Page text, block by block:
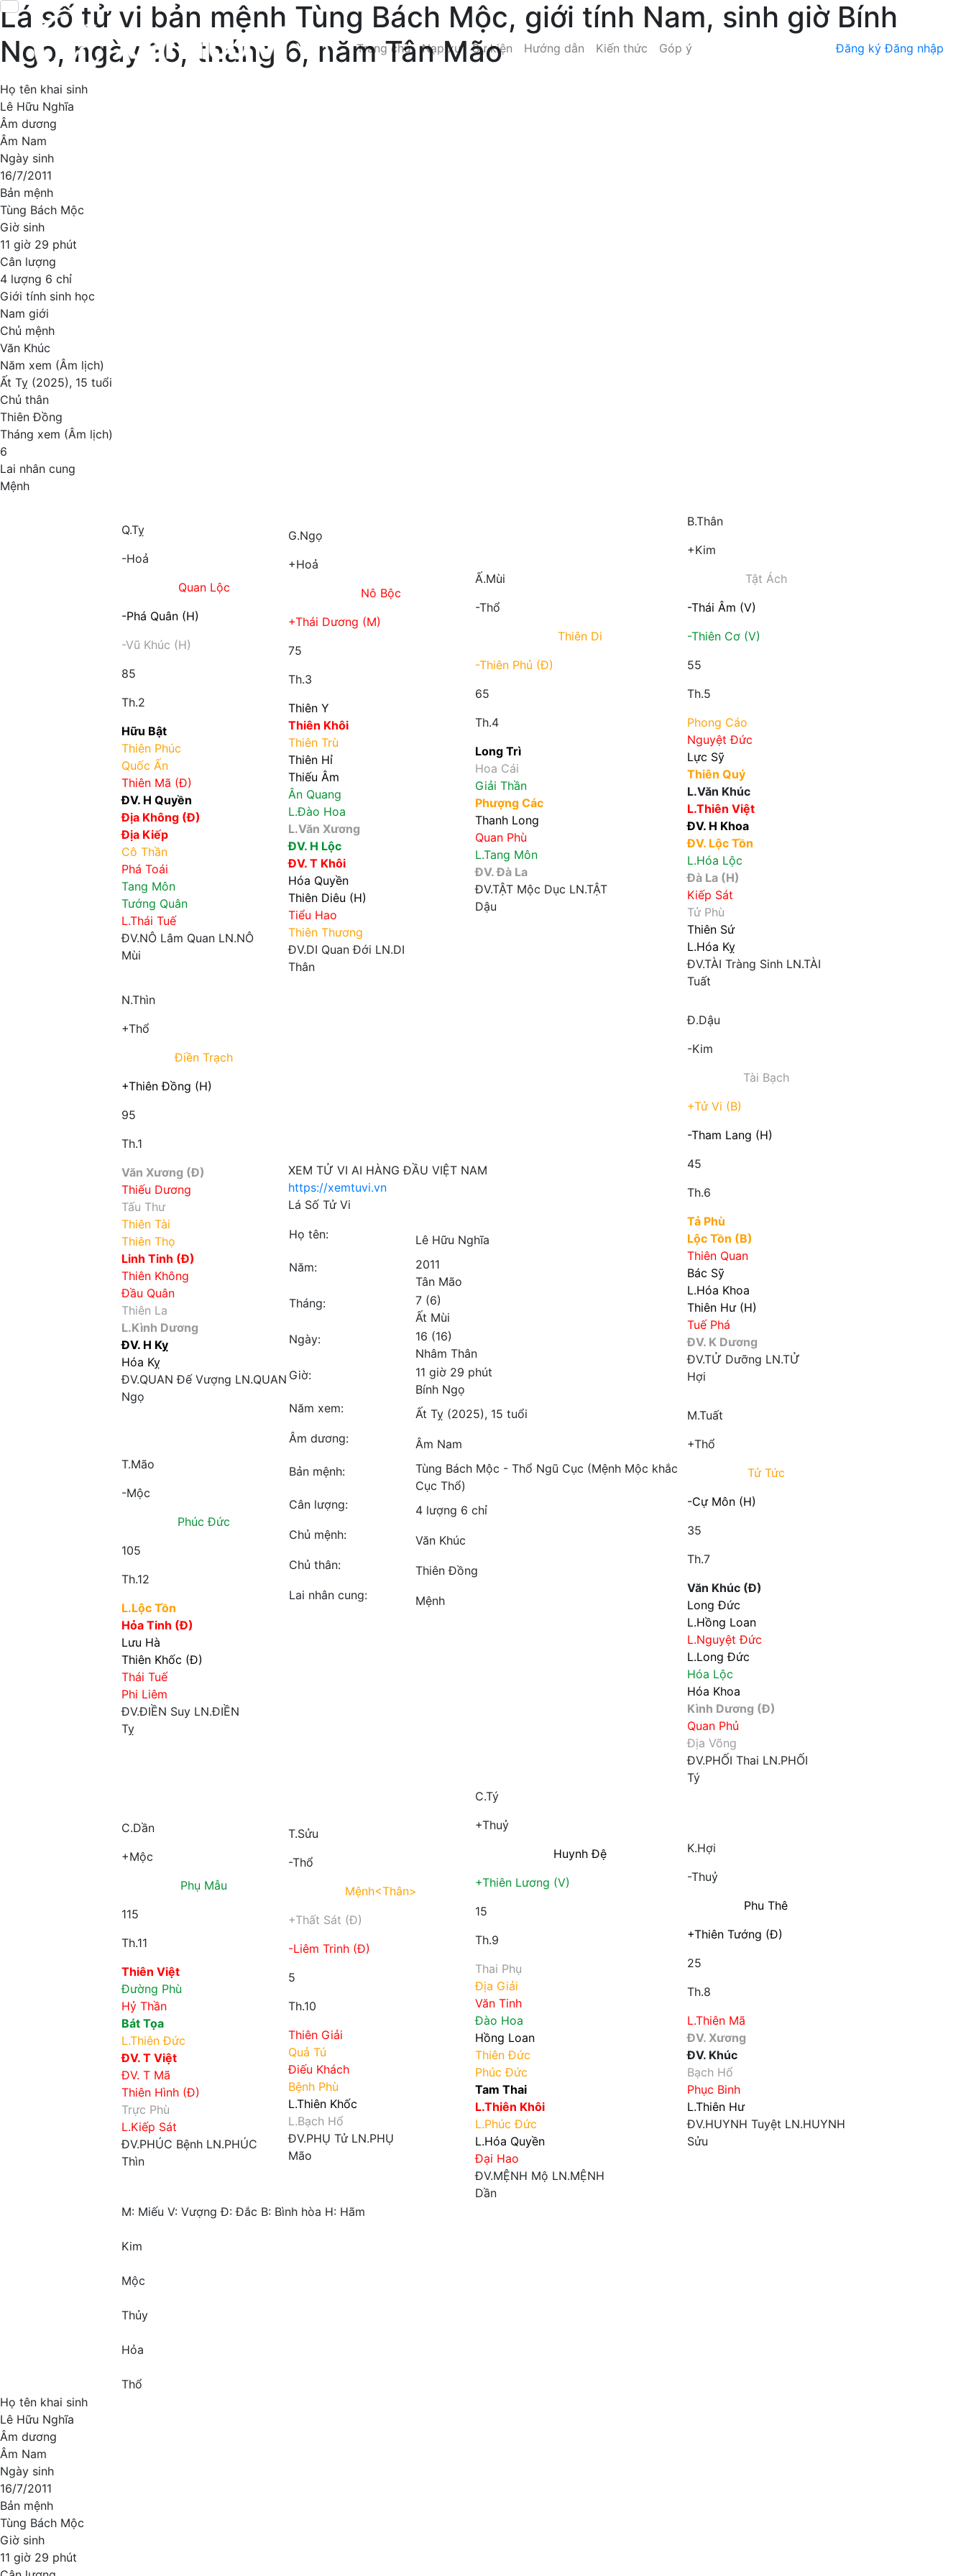
Trang chủ Nạp xu Sự kiện Hướng dẫn Kiến thức Góp ý Đăng kýĐăng nhập
Lá số tử vi bản mệnh Tùng Bách Mộc, giới tính Nam, sinh giờ Bính
Ngọ, ngày 16, tháng 6, năm Tân Mão
Họ tên khai sinh
Lê Hữu Nghĩa
Âm dương
Âm Nam
Ngày sinh
16/7/2011
Bản mệnh
Tùng Bách Mộc
Giờ sinh
11 giờ 29 phút
Cân lượng
4 lượng 6 chỉ
Giới tính sinh học
Nam giới
Chủ mệnh
Văn Khúc
Năm xem (Âm lịch)
Ất Tỵ (2025), 15 tuổi
Chủ thân
Thiên Đồng
Tháng xem (Âm lịch)
6
Lai nhân cung
Mệnh
Q.Tỵ
-Hoả
Quan Lộc
-Phá Quân (H)
-Vũ Khúc (H)
85
Th.2
Hữu Bật
Thiên Phúc
Quốc Ấn
Thiên Mã (Đ)
ĐV. H Quyền
Địa Không (Đ)
Địa Kiếp
Cô Thần
Phá Toái
Tang Môn
Tướng Quân
L.Thái Tuế
ĐV.NÔ Lâm Quan LN.NÔ
Mùi
G.Ngọ
+Hoả
Nô Bộc
+Thái Dương (M)
75
Th.3
Thiên Y
Thiên Khôi
Thiên Trù
Thiên Hỉ
Thiếu Âm
Ân Quang
L.Đào Hoa
L.Văn Xương
ĐV. H Lộc
ĐV. T Khôi
Hóa Quyền
Thiên Diêu (H)
Tiểu Hao
Thiên Thương
ĐV.DI Quan Đới LN.DI
Thân
Ấ.Mùi
-Thổ
Thiên Di
-Thiên Phủ (Đ)
65
Th.4
Long Trì
Hoa Cái
Giải Thần
Phượng Các
Thanh Long
Quan Phù
L.Tang Môn
ĐV. Đà La
ĐV.TẬT Mộc Dục LN.TẬT
Dậu
B.Thân
+Kim
Tật Ách
-Thái Âm (V)
-Thiên Cơ (V)
55
Th.5
Phong Cáo
Nguyệt Đức
Lực Sỹ
Thiên Quý
L.Văn Khúc
L.Thiên Việt
ĐV. H Khoa
ĐV. Lộc Tồn
L.Hóa Lộc
Đà La (H)
Kiếp Sát
Tử Phù
Thiên Sứ
L.Hóa Kỵ
ĐV.TÀI Tràng Sinh LN.TÀI
Tuất
N.Thìn
+Thổ
Điền Trạch
+Thiên Đồng (H)
95
Th.1
Văn Xương (Đ)
Thiếu Dương
Tấu Thư
Thiên Tài
Thiên Thọ
Linh Tinh (Đ)
Thiên Không
Đầu Quân
Thiên La
L.Kình Dương
ĐV. H Kỵ
Hóa Kỵ
ĐV.QUAN Đế Vượng LN.QUAN
Ngọ
XEM TỬ VI AI HÀNG ĐẦU VIỆT NAM
https://xemtuvi.vn
Lá Số Tử Vi
Họ tên:
Lê Hữu Nghĩa
Năm:
2011
Tân Mão
Tháng:
7 (6)
Ất Mùi
Ngày:
16 (16)
Nhâm Thân
Giờ:
11 giờ 29 phút
Bính Ngọ
Năm xem:
Ất Tỵ (2025), 15 tuổi
Âm dương:
Âm Nam
Bản mệnh:
Tùng Bách Mộc - Thổ Ngũ Cục (Mệnh Mộc khắc
Cục Thổ)
Cân lượng:
4 lượng 6 chỉ
Chủ mệnh:
Văn Khúc
Chủ thân:
Thiên Đồng
Lai nhân cung:
Mệnh
Đ.Dậu
-Kim
Tài Bạch
+Tử Vi (B)
-Tham Lang (H)
45
Th.6
Tả Phù
Lộc Tồn (B)
Thiên Quan
Bác Sỹ
L.Hóa Khoa
Thiên Hư (H)
Tuế Phá
ĐV. K Dương
ĐV.TỬ Dưỡng LN.TỬ
Hợi
T.Mão
-Mộc
Phúc Đức
105
Th.12
L.Lộc Tồn
Hỏa Tinh (Đ)
Lưu Hà
Thiên Khốc (Đ)
Thái Tuế
Phi Liêm
ĐV.ĐIỀN Suy LN.ĐIỀN
Tỵ
M.Tuất
+Thổ
Tử Tức
-Cự Môn (H)
35
Th.7
Văn Khúc (Đ)
Long Đức
L.Hồng Loan
L.Nguyệt Đức
L.Long Đức
Hóa Lộc
Hóa Khoa
Kình Dương (Đ)
Quan Phủ
Địa Võng
ĐV.PHỐI Thai LN.PHỐI
Tý
C.Dần
+Mộc
Phụ Mẫu
115
Th.11
Thiên Việt
Đường Phù
Hỷ Thần
Bát Tọa
L.Thiên Đức
ĐV. T Việt
ĐV. T Mã
Thiên Hình (Đ)
Trực Phù
L.Kiếp Sát
ĐV.PHÚC Bệnh LN.PHÚC
Thìn
T.Sửu
-Thổ
Mệnh<Thân>
+Thất Sát (Đ)
-Liêm Trinh (Đ)
5
Th.10
Thiên Giải
Quả Tú
Điếu Khách
Bệnh Phù
L.Thiên Khốc
L.Bạch Hổ
ĐV.PHỤ Tử LN.PHỤ
Mão
C.Tý
+Thuỷ
Huynh Đệ
+Thiên Lương (V)
15
Th.9
Thai Phụ
Địa Giải
Văn Tinh
Đào Hoa
Hồng Loan
Thiên Đức
Phúc Đức
Tam Thai
L.Thiên Khôi
L.Phúc Đức
L.Hóa Quyền
Đại Hao
ĐV.MỆNH Mộ LN.MỆNH
Dần
K.Hợi
-Thuỷ
Phu Thê
+Thiên Tướng (Đ)
25
Th.8
L.Thiên Mã
ĐV. Xương
ĐV. Khúc
Bạch Hổ
Phục Binh
L.Thiên Hư
ĐV.HUYNH Tuyệt LN.HUYNH
Sửu
M: Miếu V: Vượng Đ:Đắc B: Bình hòa H: Hãm
Kim
Mộc
Thủy
Hỏa
Thổ
Họ tên khai sinh
Lê Hữu Nghĩa
Âm dương
Âm Nam
Ngày sinh
16/7/2011
Bản mệnh
Tùng Bách Mộc
Giờ sinh
11 giờ 29 phút